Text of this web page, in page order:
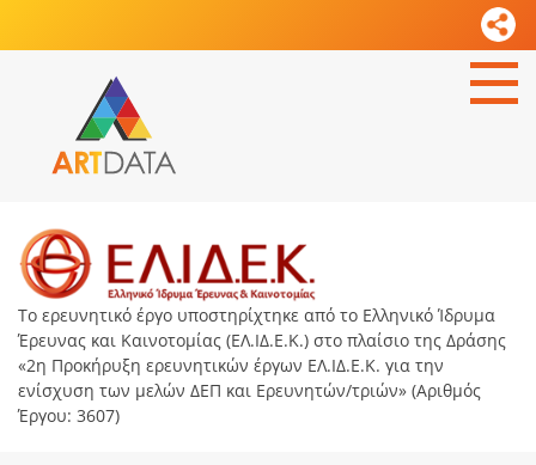
Το ερευνητικό έργο υποστηρίχτηκε από το Ελληνικό Ίδρυμα
Έρευνας και Καινοτομίας (ΕΛ.ΙΔ.Ε.Κ.) στο πλαίσιο της Δράσης
«2η Προκήρυξη ερευνητικών έργων ΕΛ.ΙΔ.Ε.Κ. για την
ενίσχυση των μελών ΔΕΠ και Ερευνητών/τριών» (Αριθμός
Έργου: 3607)